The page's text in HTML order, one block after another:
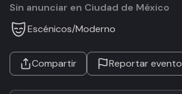
Sin anunciar en Ciudad de México
Escénicos/Moderno
Compartir Reportar evento